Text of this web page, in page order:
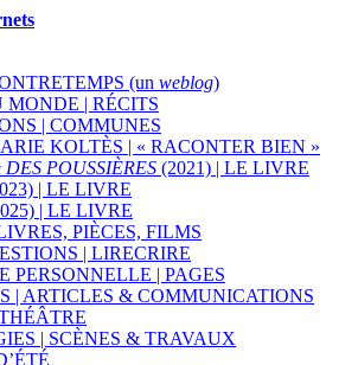
(un weblog)
MONDE | RÉCITS
| COMMUNES
KOLTÈS | « RACONTER BIEN »
POUSSIÈRES (2021) | LE LIVRE
| LE LIVRE
| LE LIVRE
PIÈCES, FILMS
| LIRECRIRE
PERSONNELLE | PAGES
| ARTICLES & COMMUNICATIONS
| SCÈNES & TRAVAUX